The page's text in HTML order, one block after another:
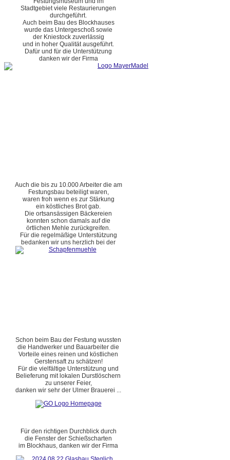
Stadtgebiet viele Restaurierungen
durchgeführt.
Auch beim Bau des Blockhauses
wurde das Untergeschoß sowie
der Kniestock zuverlässig
und in hoher Qualität ausgeführt.
Dafür und für die Unterstützung
danken wir der Firma
Auch die bis zu 10.000 Arbeiter die am
Festungsbau beteiligt waren,
waren froh wenn es zur Stärkung
ein köstliches Brot gab.
Die ortsansässigen Bäckereien
konnten schon damals auf die
örtlichen Mehle zurückgreifen.
Für die regelmäßige Unterstützung
bedanken wir uns herzlich bei der
Schon beim Bau der Festung wussten
die Handwerker und Bauarbeiter die
Vorteile eines reinen und köstlichen
Gerstensaft zu schätzen!
Für die vielfältige Unterstützung und
Belieferung mit lokalen Durstlöschern
zu unserer Feier,
danken wir sehr der Ulmer Brauerei ...
Für den richtigen Durchblick durch
die Fenster der Schießscharten
im Blockhaus, danken wir der Firma